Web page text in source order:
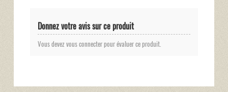
Donnez votre avis sur ce produit
Vous devez vous connecter pour évaluer ce produit.